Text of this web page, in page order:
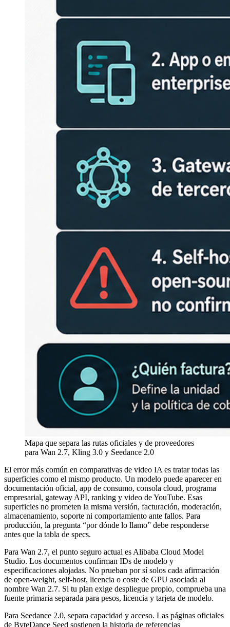
Mapa que separa las rutas oficiales y de proveedores
para Wan 2.7, Kling 3.0 y Seedance 2.0
El error más común en comparativas de video IA es tratar todas las
superficies como el mismo producto. Un modelo puede aparecer en
documentación oficial, app de consumo, consola cloud, programa
empresarial, gateway API, ranking y video de YouTube. Esas
superficies no prometen la misma versión, facturación, moderación,
almacenamiento, soporte ni comportamiento ante fallos. Para
producción, la pregunta “por dónde lo llamo” debe responderse
antes que la tabla de specs.
Para Wan 2.7, el punto seguro actual es Alibaba Cloud Model
Studio. Los documentos confirman IDs de modelo y
especificaciones alojadas. No prueban por sí solos cada afirmación
de open-weight, self-host, licencia o coste de GPU asociada al
nombre Wan 2.7. Si tu plan exige despliegue propio, comprueba una
fuente primaria separada para pesos, licencia y tarjeta de modelo.
Para Seedance 2.0, separa capacidad y acceso. Las páginas oficiales
de ByteDance Seed sostienen la historia de referencias